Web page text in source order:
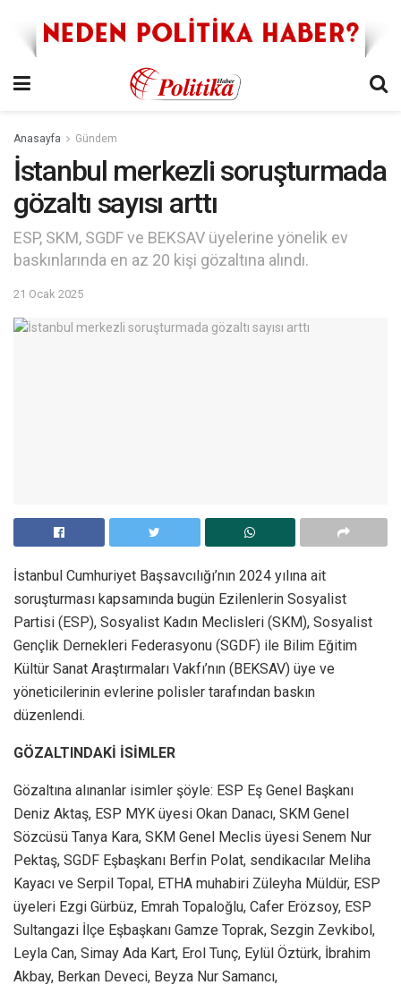
Anasayfa Gündem
İstanbul merkezli soruşturmada
gözaltı sayısı arttı
ESP, SKM, SGDF ve BEKSAV üyelerine yönelik ev
baskınlarında en az 20 kişi gözaltına alındı.
21 Ocak 2025
İstanbul Cumhuriyet Başsavcılığı’nın 2024 yılına ait
soruşturması kapsamında bugün Ezilenlerin Sosyalist
Partisi (ESP), Sosyalist Kadın Meclisleri (SKM), Sosyalist
Gençlik Dernekleri Federasyonu (SGDF) ile Bilim Eğitim
Kültür Sanat Araştırmaları Vakfı’nın (BEKSAV) üye ve
yöneticilerinin evlerine polisler tarafından baskın
düzenlendi.
GÖZALTINDAKİ İSİMLER
Gözaltına alınanlar isimler şöyle: ESP Eş Genel Başkanı
Deniz Aktaş, ESP MYK üyesi Okan Danacı, SKM Genel
Sözcüsü Tanya Kara, SKM Genel Meclis üyesi Senem Nur
Pektaş, SGDF Eşbaşkanı Berfin Polat, sendikacılar Meliha
Kayacı ve Serpil Topal, ETHA muhabiri Züleyha Müldür, ESP
üyeleri Ezgi Gürbüz, Emrah Topaloğlu, Cafer Erözsoy, ESP
Sultangazi İlçe Eşbaşkanı Gamze Toprak, Sezgin Zevkibol,
Leyla Can, Simay Ada Kart, Erol Tunç, Eylül Öztürk, İbrahim
Akbay, Berkan Deveci, Beyza Nur Samancı,